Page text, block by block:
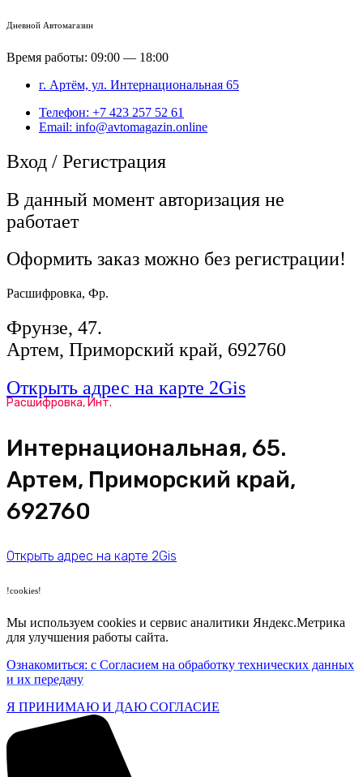
Дневной Автомагазин
Время работы: 09:00 — 18:00
г. Артём, ул. Интернациональная 65
Телефон: +7 423 257 52 61
Email: info@avtomagazin.online
Вход / Регистрация
В данный момент авторизация не
работает
Оформить заказ можно без регистрации!
Расшифровка, Фр.
Фрунзе, 47.
Артем, Приморский край, 692760
Открыть адрес на карте 2Gis
Расшифровка, Инт.
​Интернациональная, 65​.
Артем, Приморский край,
692760
Открыть адрес на карте 2Gis
!cookies!
Мы используем cookies и сервис аналитики Яндекс.Метрика
для улучшения работы сайта.
Ознакомиться: с Согласием на обработку технических данных
и их передачу
Я ПРИНИМАЮ И ДАЮ СОГЛАСИЕ